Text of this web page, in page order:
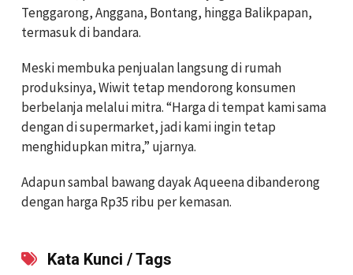
Tenggarong, Anggana, Bontang, hingga Balikpapan,
termasuk di bandara.
Meski membuka penjualan langsung di rumah
produksinya, Wiwit tetap mendorong konsumen
berbelanja melalui mitra. “Harga di tempat kami sama
dengan di supermarket, jadi kami ingin tetap
menghidupkan mitra,” ujarnya.
Adapun sambal bawang dayak Aqueena dibanderong
dengan harga Rp35 ribu per kemasan.
Kata Kunci / Tags